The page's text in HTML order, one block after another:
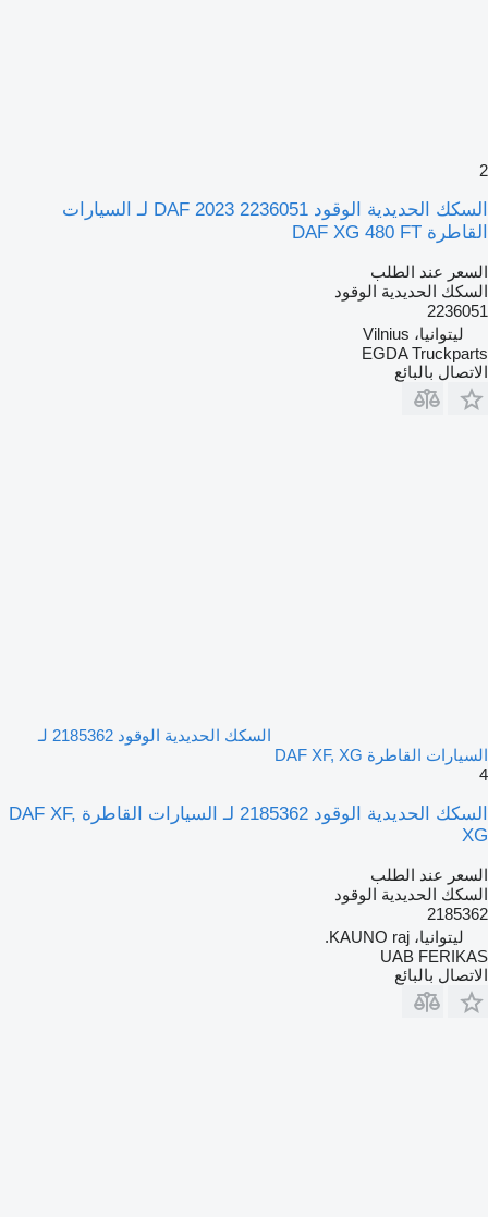
2
السكك الحديدية الوقود DAF 2023 2236051 لـ السيارات
القاطرة DAF XG 480 FT
السعر عند الطلب
السكك الحديدية الوقود
2236051
ليتوانيا، Vilnius
EGDA Truckparts
الاتصال بالبائع
السكك الحديدية الوقود 2185362 لـ
السيارات القاطرة DAF XF, XG
4
السكك الحديدية الوقود 2185362 لـ السيارات القاطرة DAF XF,
XG
السعر عند الطلب
السكك الحديدية الوقود
2185362
ليتوانيا، KAUNO raj.
UAB FERIKAS
الاتصال بالبائع